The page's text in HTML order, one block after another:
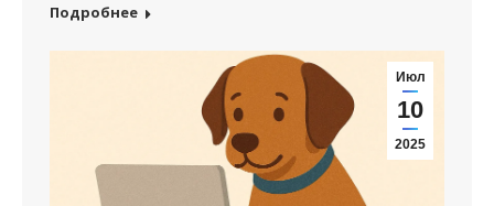
Подробнее
Июл
10
2025